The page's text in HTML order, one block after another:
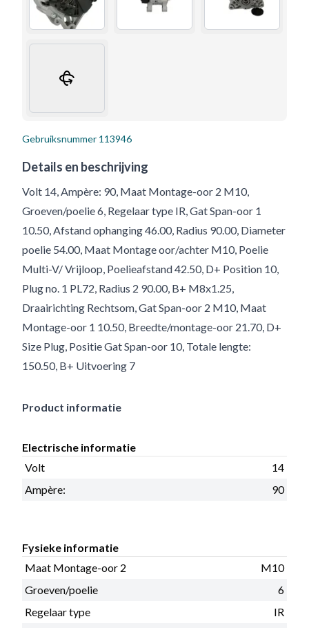
Gebruiksnummer 113946
Details en beschrijving
Volt 14, Ampère: 90, Maat Montage-oor 2 M10,
Groeven/poelie 6, Regelaar type IR, Gat Span-oor 1
10.50, Afstand ophanging 46.00, Radius 90.00, Diameter
poelie 54.00, Maat Montage oor/achter M10, Poelie
Multi-V/ Vrijloop, Poelieafstand 42.50, D+ Position 10,
Plug no. 1 PL72, Radius 2 90.00, B+ M8x1.25,
Draairichting Rechtsom, Gat Span-oor 2 M10, Maat
Montage-oor 1 10.50, Breedte/montage-oor 21.70, D+
Size Plug, Positie Gat Span-oor 10, Totale lengte:
150.50, B+ Uitvoering 7
Product informatie
Electrische informatie
Volt
14
Ampère:
90
Fysieke informatie
Maat Montage-oor 2
M10
Groeven/poelie
6
Regelaar type
IR